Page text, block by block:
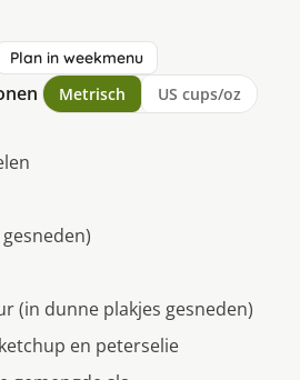
Plan in weekmenu
Metrisch US cups/oz
(in dunne plakjes gesneden)
en peterselie